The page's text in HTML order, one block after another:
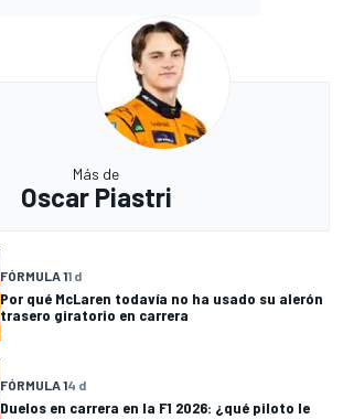
Más de
Oscar Piastri
FÓRMULA 11 d
Por qué McLaren todavía no ha usado su alerón
trasero giratorio en carrera
FÓRMULA 14 d
Duelos en carrera en la F1 2026: ¿qué piloto le